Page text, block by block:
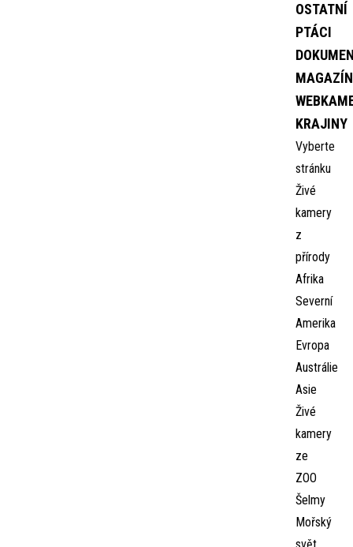
OSTATNÍ
PTÁCI
MAGAZÍN
KRAJINY
Vyberte
stránku
Živé
kamery
z
přírody
Afrika
Severní
Amerika
Evropa
Austrálie
Asie
Živé
kamery
ze
ZOO
Šelmy
Mořský